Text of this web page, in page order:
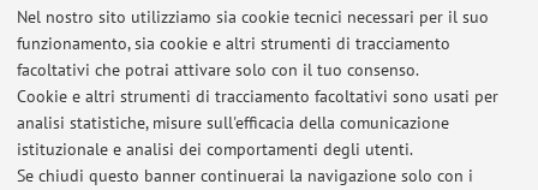
Nel nostro sito utilizziamo sia cookie tecnici necessari per il suo
funzionamento, sia cookie e altri strumenti di tracciamento
facoltativi che potrai attivare solo con il tuo consenso.
Cookie e altri strumenti di tracciamento facoltativi sono usati per
analisi statistiche, misure sull'efficacia della comunicazione
istituzionale e analisi dei comportamenti degli utenti.
Se chiudi questo banner continuerai la navigazione solo con i
Ultimi avvisi
PROPOSTA PER TIROCINIO DI RICERCA RASHIP
Pubblicato il: 09 luglio 2024